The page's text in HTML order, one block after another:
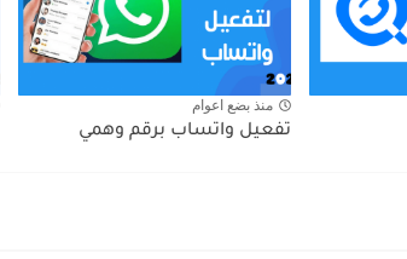
منذ بضع اعوام
تفعيل واتساب برقم وهمي